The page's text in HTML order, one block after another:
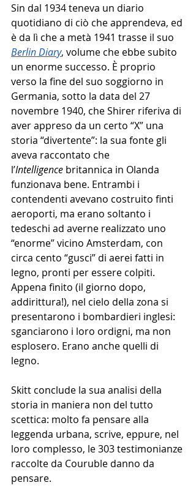
Sin dal 1934 teneva un diario
quotidiano di ciò che apprendeva, ed
è da lì che a metà 1941 trasse il suo
Berlin Diary, volume che ebbe subito
un enorme successo. È proprio
verso la fine del suo soggiorno in
Germania, sotto la data del 27
novembre 1940, che Shirer riferiva di
aver appreso da un certo “X” una
storia “divertente”: la sua fonte gli
aveva raccontato che
l’Intelligence britannica in Olanda
funzionava bene. Entrambi i
contendenti avevano costruito finti
aeroporti, ma erano soltanto i
tedeschi ad averne realizzato uno
“enorme” vicino Amsterdam, con
circa cento “gusci” di aerei fatti in
legno, pronti per essere colpiti.
Appena finito (il giorno dopo,
addirittura!), nel cielo della zona si
presentarono i bombardieri inglesi:
sganciarono i loro ordigni, ma non
esplosero. Erano anche quelli di
legno.
Skitt conclude la sua analisi della
storia in maniera non del tutto
scettica: molto fa pensare alla
leggenda urbana, scrive, eppure, nel
loro complesso, le 303 testimonianze
raccolte da Couruble danno da
pensare.